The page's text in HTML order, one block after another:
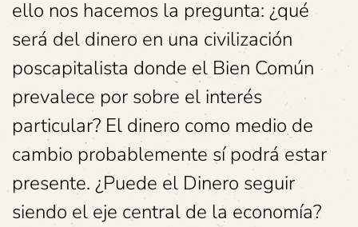
ello nos hacemos la pregunta: ¿qué
será del dinero en una civilización
poscapitalista donde el Bien Común
prevalece por sobre el interés
particular? El dinero como medio de
cambio probablemente sí podrá estar
presente. ¿Puede el Dinero seguir
siendo el eje central de la economía?